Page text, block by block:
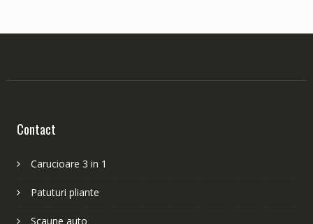
Contact
Carucioare 3 in 1
Patuturi pliante
Scaune auto